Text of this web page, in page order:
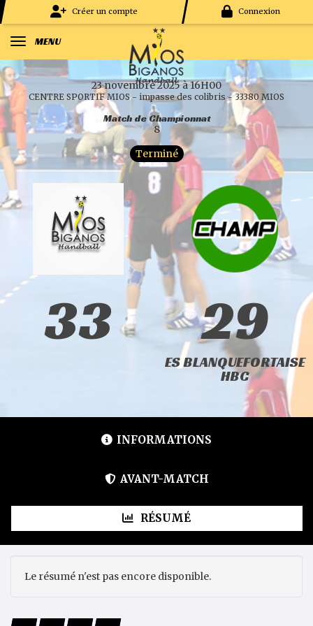
Créer un compte Connexion
MENU
23 novembre 2025 à 16H00
CENTRE SPORTIF MIOS - impasse des colibris - 33380 MIOS
Match de Championnat
8
Terminé
33 29
ES BLANQUEFORTAISE
HBC
INFORMATIONS
AVANT-MATCH
RÉSUMÉ
Le résumé n'est pas encore disponible.
Panneau de gestion des cookies